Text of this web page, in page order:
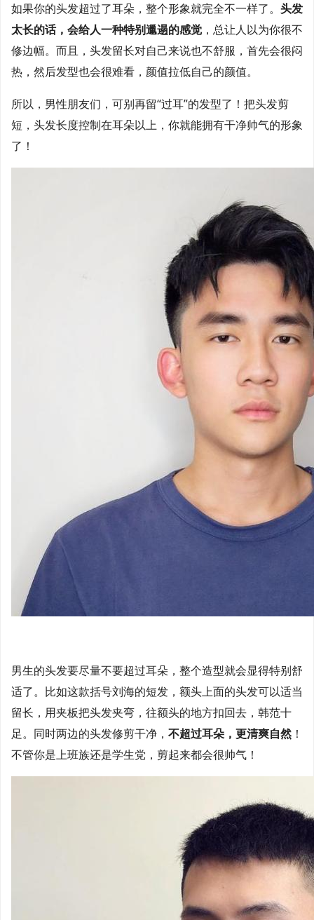
如果你的头发超过了耳朵，整个形象就完全不一样了。 头发
太长的话，会给人一种特别邋遢的感觉 ，总让人以为你很不
修边幅。而且，头发留长对自己来说也不舒服，首先会很闷
热，然后发型也会很难看，颜值拉低自己的颜值。
所以，男性朋友们，可别再留“过耳”的发型了！把头发剪
短，头发长度控制在耳朵以上，你就能拥有干净帅气的形象
了！
男生的头发要尽量不要超过耳朵，整个造型就会显得特别舒
适了。比如这款括号刘海的短发，额头上面的头发可以适当
留长，用夹板把头发夹弯，往额头的地方扣回去，韩范十
足。同时两边的头发修剪干净， 不超过耳朵，更清爽自然！
不管你是上班族还是学生党，剪起来都会很帅气！